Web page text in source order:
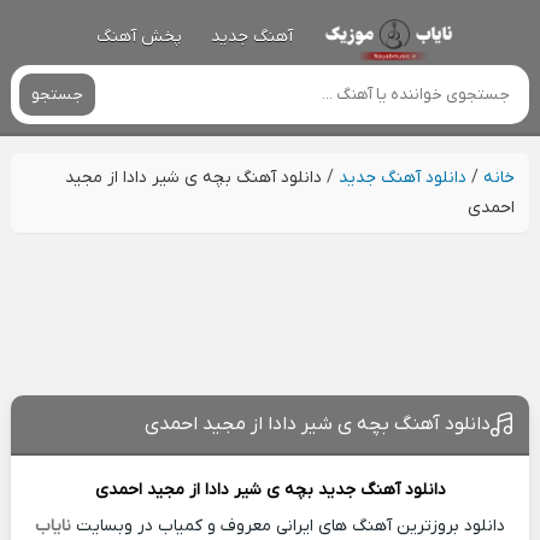
آهنگ جدید پخش آهنگ
جستجو
خانه/ دانلود آهنگ جدید / دانلود آهنگ بچه ی شیر دادا از مجید
احمدی
دانلود آهنگ بچه ی شیر دادا از مجید احمدی
دانلود آهنگ جدید بچه ی شیر دادا ازمجید احمدی
دانلود بروزترین آهنگ های ایرانی معروف و کمیاب در وبسایت نایاب